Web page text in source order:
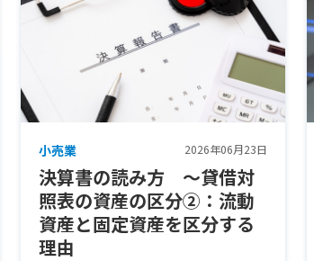
小売業 2026年06月23日
決算書の読み方 ～貸借対
照表の資産の区分②：流動
資産と固定資産を区分する
理由